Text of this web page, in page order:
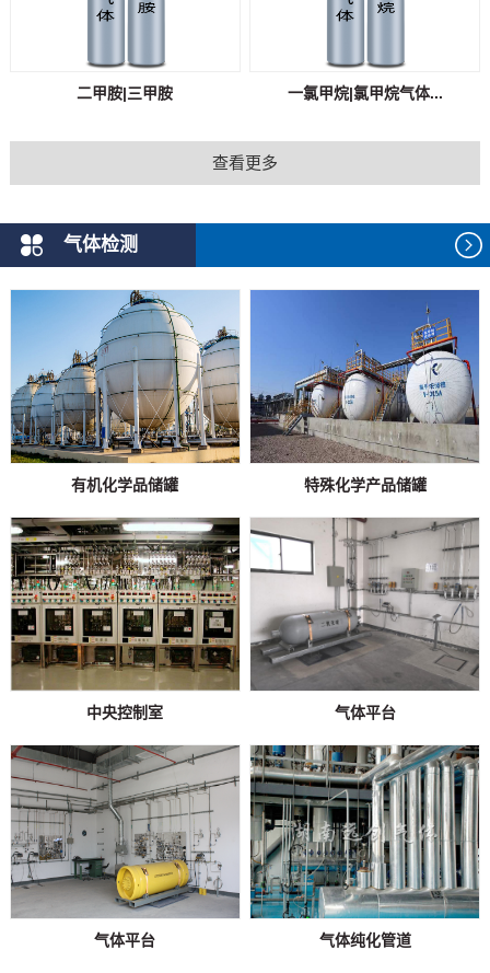
二甲胺|三甲胺 一氯甲烷|氯甲烷气体...
查看更多
气体检测
有机化学品储罐 特殊化学产品储罐
中央控制室 气体平台
气体平台 气体纯化管道